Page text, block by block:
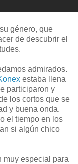
género, que
de descubrir el
admirados.
estaba llena
participaron y
los cortos que se
y buena onda.
el tiempo en los
si algún chico
muy especial para